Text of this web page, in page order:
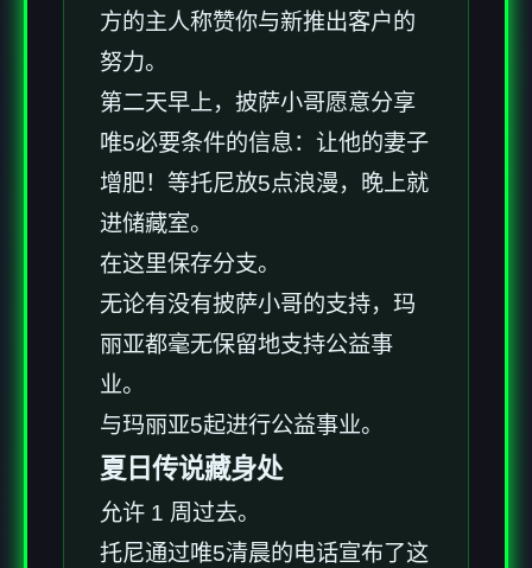
方的主人称赞你与新推出客户的
努力。
第二天早上，披萨小哥愿意分享
唯5必要条件的信息：让他的妻子
增肥！等托尼放5点浪漫，晚上就
进储藏室。
在这里保存分支。
无论有没有披萨小哥的支持，玛
丽亚都毫无保留地支持公益事
业。
与玛丽亚5起进行公益事业。
夏日传说藏身处
允许 1 周过去。
托尼通过唯5清晨的电话宣布了这